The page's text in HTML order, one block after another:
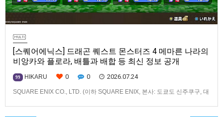
[스퀘어에닉스] 드래곤 퀘스트 몬스터즈 4 메마른 나라의
비앙카와 플로라, 배틀과 배합 등 최신 정보 공개
99 HIKARU 0 0 2026.07.24
SQUARE ENIX CO., LTD. (이하 SQUARE ENIX, 본사: 도쿄도 신주쿠구, 대